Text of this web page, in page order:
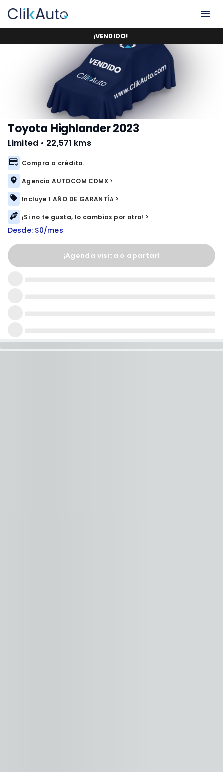
¡VENDIDO!
Toyota Highlander 2023
Limited • 22,571 kms
Compra a crédito.
Agencia AUTOCOM CDMX >
Incluye 1 AÑO DE GARANTÍA >
¡Si no te gusta, lo cambias por otro! >
Desde: $0/mes
¡Agenda visita o apartar!